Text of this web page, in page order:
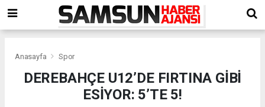
Anasayfa Spor
DEREBAHÇE U12’DE FIRTINA GİBİ
ESİYOR: 5’TE 5!